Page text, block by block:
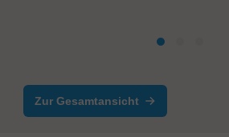
Zur Gesamtansicht